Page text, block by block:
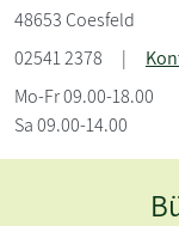
48653 Coesfeld
02541 2378
|
Mo-Fr 09.00-18.00
Sa 09.00-14.00